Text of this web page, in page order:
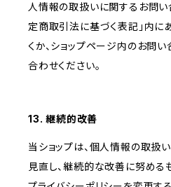
人情報の取扱いに関するお問い
定商取引法に基づく表記」内
くか、ショップページ内のお問
合わせください。
13. 継続的改善
当ショップは、個人情報の取扱
見直し、継続的な改善に努める